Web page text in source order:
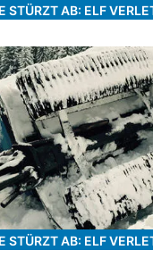
STÜRZT AB: ELF
STÜRZT AB: ELF